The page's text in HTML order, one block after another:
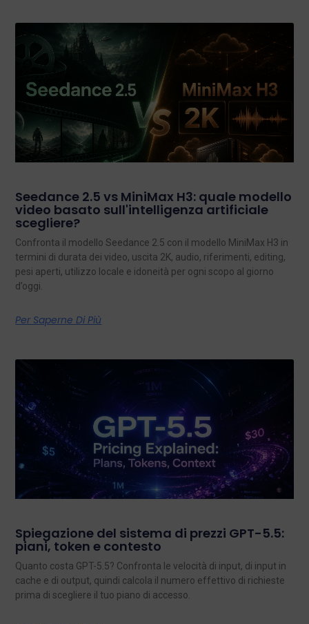
Seedance 2.5 vs MiniMax H3: quale modello
video basato sull'intelligenza artificiale
scegliere?
Confronta il modello Seedance 2.5 con il modello MiniMax H3 in
termini di durata dei video, uscita 2K, audio, riferimenti, editing,
pesi aperti, utilizzo locale e idoneità per ogni scopo al giorno
d’oggi.
Per Saperne Di Più
Spiegazione del sistema di prezzi GPT-5.5:
piani, token e contesto
Quanto costa GPT-5.5? Confronta le velocità di input, di input in
cache e di output, quindi calcola il numero effettivo di richieste
prima di scegliere il tuo piano di accesso.